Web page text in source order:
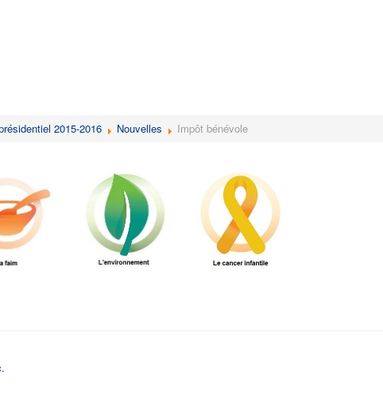
2015-2016 Nouvelles Impôt bénévole